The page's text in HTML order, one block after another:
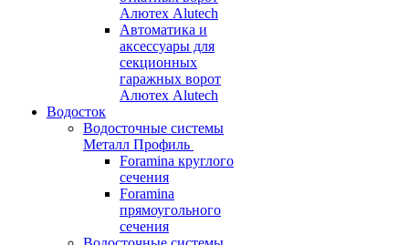
Алютех Alutech
Автоматика и
аксессуары для
секционных
гаражных ворот
Алютех Alutech
Водосток
Водосточные системы
Металл Профиль
Foramina круглого
сечения
Foramina
прямоугольного
сечения